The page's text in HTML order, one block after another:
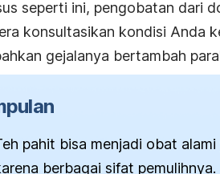
seperti ini, pengobatan dari
konsultasikan kondisi Anda
gejalanya bertambah
pahit bisa menjadi obat
berbagai sifat pemulihnya.